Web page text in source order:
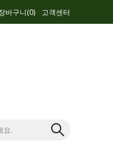
바구니(0) 고객센터